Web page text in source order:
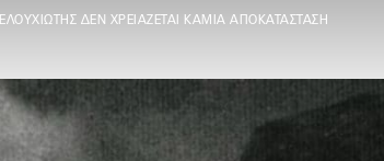
ΔΕΝ ΧΡΕΙΆΖΕΤΑΙ ΚΑΜΙΆ ΑΠΟΚΑΤΆΣΤΑΣΗ